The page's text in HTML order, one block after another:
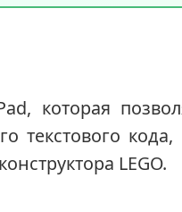
которая
текстового
LEGO.